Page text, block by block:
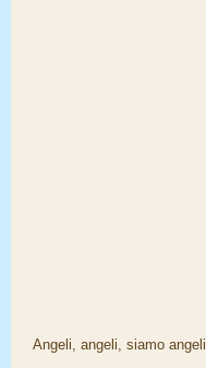
Angeli, angeli, siamo angeli